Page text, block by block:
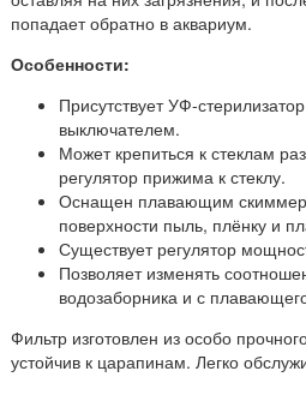
попадает обратно в аквариум.
Особенности:
Присутствует УФ-
выключателем.
Может крепиться к стеклам
регулятор прижима к стеклу.
Оснащен плавающим
поверхности пыль, плёнку и
Существует регулятор
Позволяет изменять
водозаборника и с
Фильтр изготовлен из особо
устойчив к царапинам. Легко